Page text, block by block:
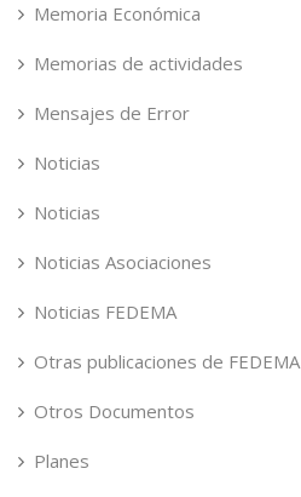
Memoria Económica
Memorias de actividades
Mensajes de Error
Noticias
Noticias
Noticias Asociaciones
Noticias FEDEMA
Otras publicaciones de FEDEMA
Otros Documentos
Planes